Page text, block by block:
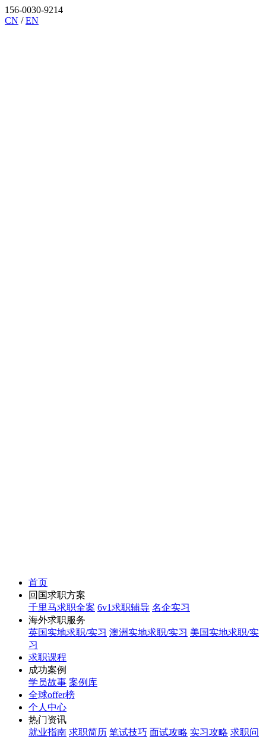
156-0030-9214
CN /EN
首页
回国求职方案
千里马求职全案 6v1求职辅导 名企实习
海外求职服务
英国实地求职/实习 澳洲实地求职/实习 美国实地求职/实
习
求职课程
成功案例
学员故事 案例库
全球offer榜
个人中心
热门资讯
就业指南 求职简历 笔试技巧 面试攻略 实习攻略 求职问